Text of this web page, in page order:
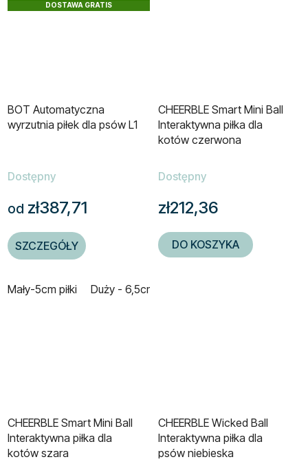
DOSTAWA GRATIS
BOT Automatyczna
wyrzutnia piłek dla psów L1
Dostępny
od zł387,71
SZCZEGÓŁY
Mały-5cm piłki Duży - 6,5cm piłki
CHEERBLE Smart Mini Ball
Interaktywna piłka dla
kotów czerwona
Dostępny
zł212,36
DO KOSZYKA
CHEERBLE Smart Mini Ball
Interaktywna piłka dla
kotów szara
CHEERBLE Wicked Ball
Interaktywna piłka dla
psów niebieska